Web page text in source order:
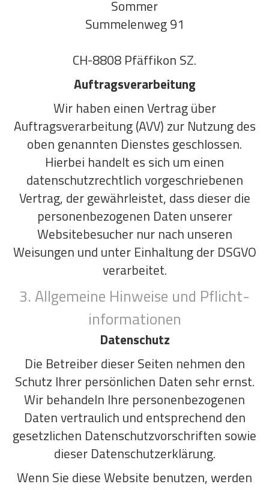
Sommer
Summelenweg 91
CH-8808 Pfäffikon SZ.
Auftragsverarbeitung
Wir haben einen Vertrag über
Auftragsverarbeitung (AVV) zur Nutzung des
oben genannten Dienstes geschlossen.
Hierbei handelt es sich um einen
datenschutzrechtlich vorgeschriebenen
Vertrag, der gewährleistet, dass dieser die
personenbezogenen Daten unserer
Websitebesucher nur nach unseren
Weisungen und unter Einhaltung der DSGVO
verarbeitet.
3. Allgemeine Hinweise und Pflicht­
informationen
Datenschutz
Die Betreiber dieser Seiten nehmen den
Schutz Ihrer persönlichen Daten sehr ernst.
Wir behandeln Ihre personenbezogenen
Daten vertraulich und entsprechend den
gesetzlichen Datenschutzvorschriften sowie
dieser Datenschutzerklärung.
Wenn Sie diese Website benutzen, werden